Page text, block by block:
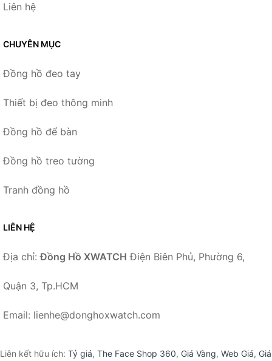
Liên hệ
CHUYÊN MỤC
Đồng hồ đeo tay
Thiết bị đeo thông minh
Đồng hồ để bàn
Đồng hồ treo tường
Tranh đồng hồ
LIÊN HỆ
Địa chỉ:Đồng Hồ XWATCH Điện Biên Phủ, Phường 6,
Quận 3, Tp.HCM
Email: lienhe@donghoxwatch.com
Liên kết hữu ích: Tỷ giá, The Face Shop 360, Giá Vàng, Web Giá, Giá